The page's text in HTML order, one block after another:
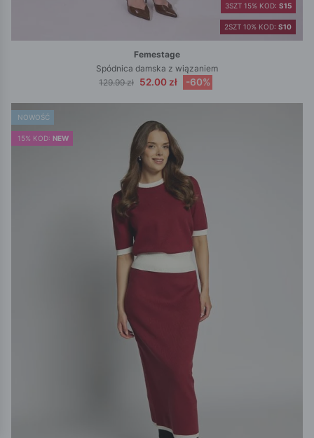
2SZT 10% KOD: S10
3SZT 15% KOD: S15
Femestage
Spódnica damska z wiązaniem
129.99 zł 52.00 zł -60%
NOWOŚĆ
15% KOD: NEW